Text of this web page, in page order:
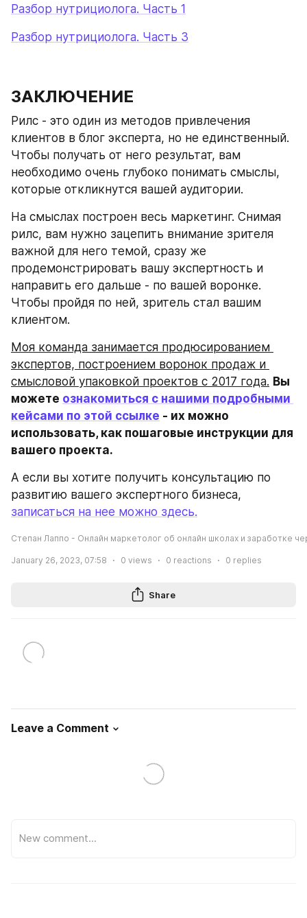
Разбор нутрициолога. Часть 1
Разбор нутрициолога. Часть 3
ЗАКЛЮЧЕНИЕ
Рилс - это один из методов привлечения
клиентов в блог эксперта, но не единственный.
Чтобы получать от него результат, вам
необходимо очень глубоко понимать смыслы,
которые откликнутся вашей аудитории.
На смыслах построен весь маркетинг. Снимая
рилс, вам нужно зацепить внимание зрителя
важной для него темой, сразу же
продемонстрировать вашу экспертность и
направить его дальше - по вашей воронке.
Чтобы пройдя по ней, зритель стал вашим
клиентом.
Моя команда занимается продюсированием
экспертов, построением воронок продаж и
смысловой упаковкой проектов с 2017 года. Вы
можете ознакомиться с нашими подробными
кейсами по этой ссылке - их можно
использовать, как пошаговые инструкции для
вашего проекта.
А если вы хотите получить консультацию по
записаться на нее можно здесь.
Степан Лаппо - Онлайн маркетолог об онлайн школах и заработке
January 26, 2023, 07:58 0 views 0 reactions 0 replies
Share
Leave a Comment